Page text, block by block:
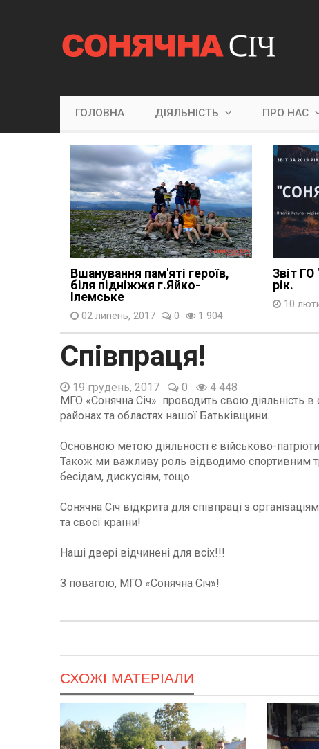
ГОЛОВНА ДІЯЛЬНІСТЬ ПРО НАС
Вшанування пам'яті героїв,
біля підніжжя г.Яйко-
Ілемське
02 липень, 2017 0 1 904
Звіт ГО
рік.
10
Співпраця!
19 грудень, 2017 0
4 448
МГО «Сонячна Січ» проводить свою діяльність в
районах та областях нашої Батьківщини.
Основною метою діяльності є військово-
Також ми важливу роль відводимо спортивним
бесідам, дискусіям, тощо.
Сонячна Січ відкрита для співпраці з
та своєї країни!
Наші двері відчинені для всіх!!!
З повагою, МГО «Сонячна Січ»!
СХОЖІ МАТЕРІАЛИ